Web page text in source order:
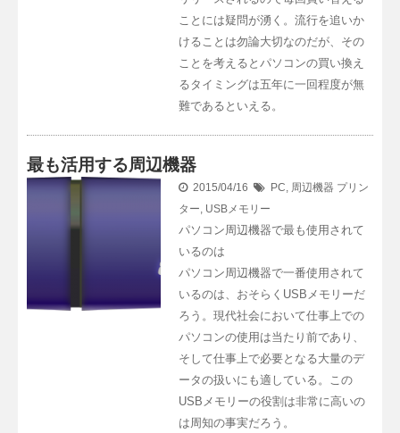
ことには疑問が湧く。流行を追いか
けることは勿論大切なのだが、その
ことを考えるとパソコンの買い換え
るタイミングは五年に一回程度が無
難であるといえる。
最も活用する周辺機器
2015/04/16 PC, 周辺機器 プリン
ター, USBメモリー
パソコン周辺機器で最も使用されて
いるのは
パソコン周辺機器で一番使用されて
いるのは、おそらくUSBメモリーだ
ろう。現代社会において仕事上での
パソコンの使用は当たり前であり、
そして仕事上で必要となる大量のデ
ータの扱いにも適している。この
USBメモリーの役割は非常に高いの
は周知の事実だろう。